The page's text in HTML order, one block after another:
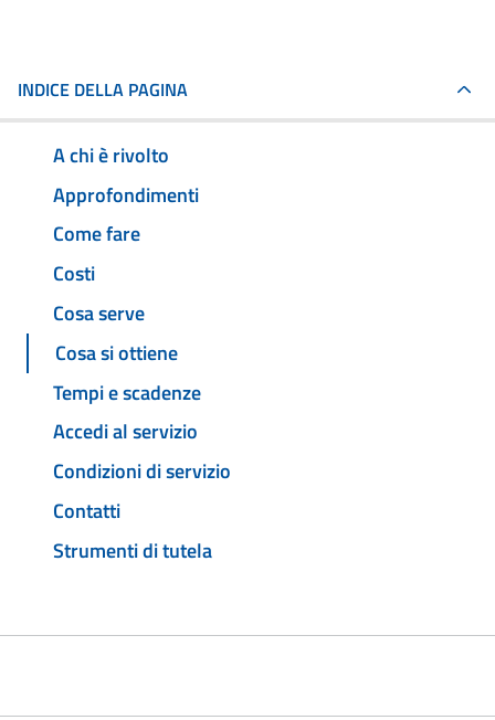
INDICE DELLA PAGINA
A chi è rivolto
Approfondimenti
Come fare
Costi
Cosa serve
Cosa si ottiene
Tempi e scadenze
Accedi al servizio
Condizioni di servizio
Contatti
Strumenti di tutela